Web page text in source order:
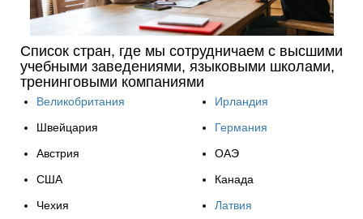
Список стран, где мы сотрудничаем с высшими
учебными заведениями, языковыми школами,
тренинговыми компаниями
Великобритания
Ирландия
Швейцария
Германия
Австрия
ОАЭ
США
Канада
Чехия
Латвия